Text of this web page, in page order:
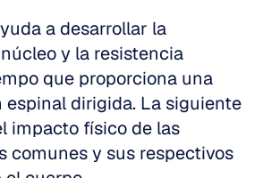
a desarrollar la
y la resistencia
que proporciona una
espinal dirigida. La siguiente
impacto físico de las
comunes y sus respectivos